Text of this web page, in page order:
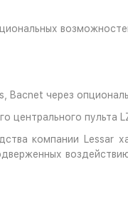
через
пульта
компании